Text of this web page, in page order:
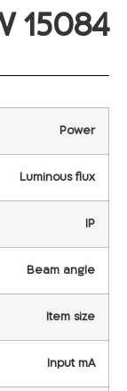
15084
Power
Luminous flux
IP
Beam angle
Item size
Input mA